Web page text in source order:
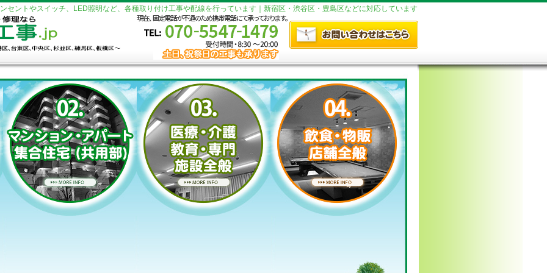
セントやスイッチ、LED照明など、各種取り付け工事や配線を行っています｜新宿区・渋谷区・豊島区などに対応しています